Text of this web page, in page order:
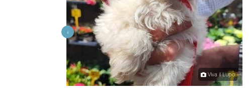
Viva il Lupo
‹